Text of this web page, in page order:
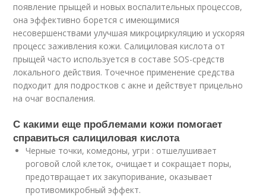
появление прыщей и новых воспалительных процессов,
она эффективно борется с имеющимися
несовершенствами улучшая микроциркуляцию и ускоряя
процесс заживления кожи. Салициловая кислота от
прыщей часто используется в составе SOS-средств
локального действия. Точечное применение средства
подходит для подростков с акне и действует прицельно
на очаг воспаления.
С какими еще проблемами кожи помогает
справиться салициловая кислота
Черные точки, комедоны, угри : отшелушивает
роговой слой клеток, очищает и сокращает поры,
предотвращает их закупоривание, оказывает
противомикробный эффект.